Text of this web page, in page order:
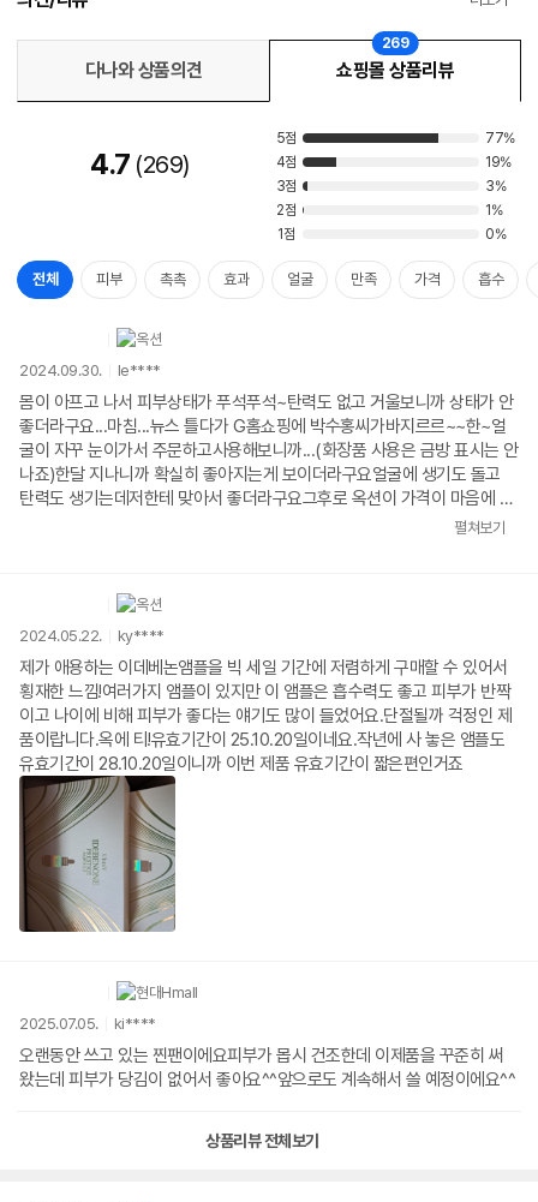
다나와 상품의견 쇼핑몰 상품리뷰
269
4.7 269
5점
77%
4점
19%
3점
3%
2점
1%
1점
0%
전체 피부 촉촉 효과 얼굴 만족 가격 흡수
2024.09.30. le****
몸이 아프고 나서 피부상태가 푸석푸석~탄력도 없고 거울보니까 상태가 안
좋더라구요...마침...뉴스 틀다가 G홈쇼핑에 박수홍씨가바지르르~~한~얼
굴이 자꾸 눈이가서 주문하고사용해보니까...(화장품 사용은 금방 표시는 안
나죠)한달 지나니까 확실히 좋아지는게 보이더라구요얼굴에 생기도 돌고
탄력도 생기는데저한테 맞아서 좋더라구요그후로 옥션이 가격이 마음에 들
펼쳐보기
2024.05.22. ky****
제가 애용하는 이데베논앰플을 빅 세일 기간에 저렴하게 구매할 수 있어서
횡재한 느낌!여러가지 앰플이 있지만 이 앰플은 흡수력도 좋고 피부가 반짝
이고 나이에 비해 피부가 좋다는 얘기도 많이 들었어요.단절될까 걱정인 제
품이랍니다.옥에 티!유효기간이 25.10.20일이네요.작년에 사 놓은 앰플도
유효기간이 28.10.20일이니까 이번 제품 유효기간이 짧은편인거죠
2025.07.05. ki****
오랜동안 쓰고 있는 찐팬이에요피부가 몹시 건조한데 이제품을 꾸준히 써
왔는데 피부가 당김이 없어서 좋아요^^앞으로도 계속해서 쓸 예정이에요^^
상품리뷰 전체보기